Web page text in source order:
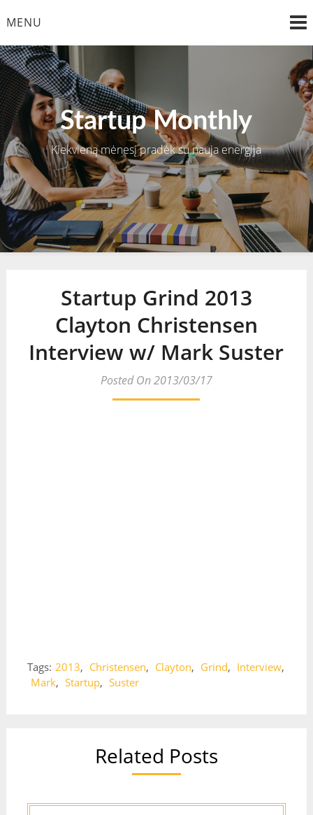
toMENU
Startup Monthly
Kiekvieną mėnesį pradėk su nauja energija
Startup Grind 2013
Clayton Christensen
Interview w/ Mark Suster
Posted On 2013/03/17
Tags: 2013, Christensen, Clayton, Grind, Interview,
Mark, Startup, Suster
Related Posts